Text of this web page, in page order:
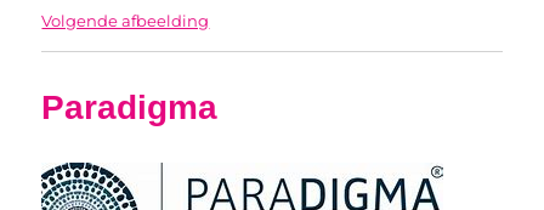
Volgende afbeelding
Paradigma